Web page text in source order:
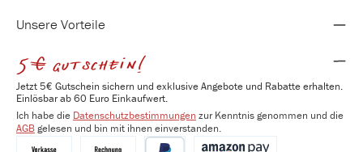
Unsere Vorteile
5€ gutschein!
Jetzt 5€ Gutschein sichern und exklusive Angebote und Rabatte erhalten.
Einlösbar ab 60 Euro Einkaufwert.
Ich habe die Datenschutzbestimmungen zur Kenntnis genommen und die
AGBgelesen und bin mit ihnen einverstanden.